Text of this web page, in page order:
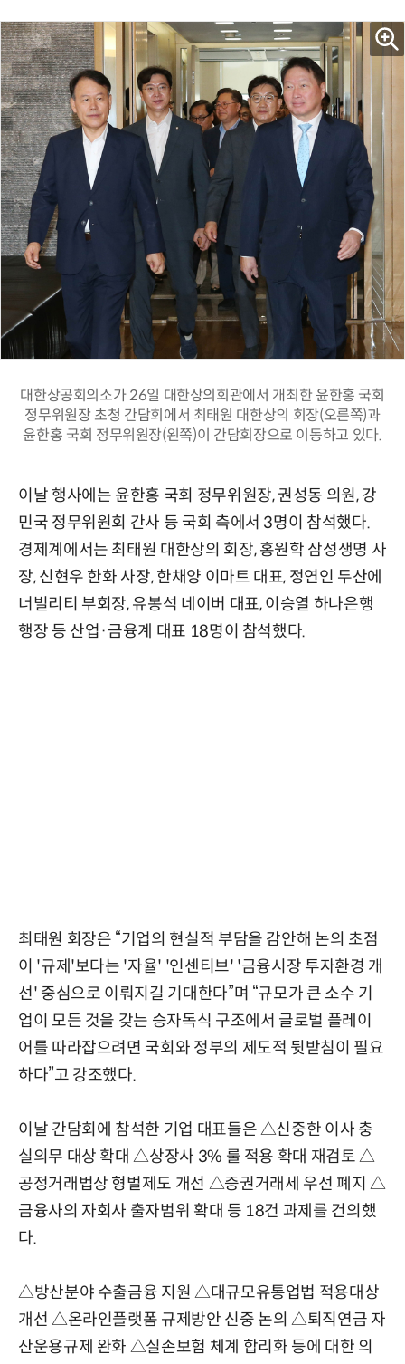
대한상공회의소가 26일 대한상의회관에서 개최한 윤한홍 국회
정무위원장 초청 간담회에서 최태원 대한상의 회장(오른쪽)과
윤한홍 국회 정무위원장(왼쪽)이 간담회장으로 이동하고 있다.
이날 행사에는 윤한홍 국회 정무위원장, 권성동 의원, 강
민국 정무위원회 간사 등 국회 측에서 3명이 참석했다.
경제계에서는 최태원 대한상의 회장, 홍원학 삼성생명 사
장, 신현우 한화 사장, 한채양 이마트 대표, 정연인 두산에
너빌리티 부회장, 유봉석 네이버 대표, 이승열 하나은행
행장 등 산업·금융계 대표 18명이 참석했다.
최태원 회장은 “기업의 현실적 부담을 감안해 논의 초점
이 '규제'보다는 '자율' '인센티브' '금융시장 투자환경 개
선' 중심으로 이뤄지길 기대한다”며 “규모가 큰 소수 기
업이 모든 것을 갖는 승자독식 구조에서 글로벌 플레이
어를 따라잡으려면 국회와 정부의 제도적 뒷받침이 필요
하다”고 강조했다.
이날 간담회에 참석한 기업 대표들은 △신중한 이사 충
실의무 대상 확대 △상장사 3% 룰 적용 확대 재검토 △
공정거래법상 형벌제도 개선 △증권거래세 우선 폐지 △
금융사의 자회사 출자범위 확대 등 18건 과제를 건의했
다.
△방산분야 수출금융 지원 △대규모유통업법 적용대상
개선 △온라인플랫폼 규제방안 신중 논의 △퇴직연금 자
산운용규제 완화 △실손보험 체계 합리화 등에 대한 의